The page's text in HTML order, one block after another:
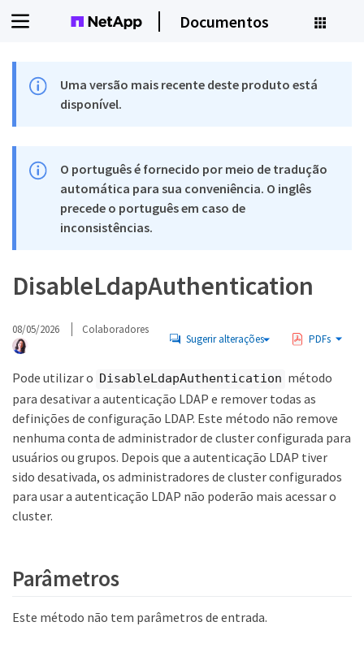
Documentos
Uma versão mais recente deste produto está
disponível.
O português é fornecido por meio de tradução
automática para sua conveniência. O inglês
precede o português em caso de
inconsistências.
DisableLdapAuthentication
08/05/2026 Colaboradores
Sugerir alterações PDFs
Pode utilizar o DisableLdapAuthentication método
para desativar a autenticação LDAP e remover todas as
definições de configuração LDAP. Este método não remove
nenhuma conta de administrador de cluster configurada para
usuários ou grupos. Depois que a autenticação LDAP tiver
sido desativada, os administradores de cluster configurados
para usar a autenticação LDAP não poderão mais acessar o
cluster.
Parâmetros
Este método não tem parâmetros de entrada.